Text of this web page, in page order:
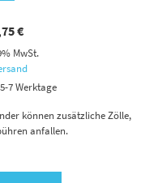
€
MwSt.
7 Werktage
können zusätzliche Zölle,
anfallen.